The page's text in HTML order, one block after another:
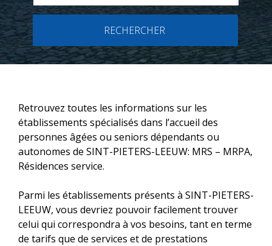
RECHERCHER
Retrouvez toutes les informations sur les
établissements spécialisés dans l’accueil des
personnes âgées ou seniors dépendants ou
autonomes de SINT-PIETERS-LEEUW: MRS – MRPA,
Résidences service.
Parmi les établissements présents à SINT-PIETERS-
LEEUW, vous devriez pouvoir facilement trouver
celui qui correspondra à vos besoins, tant en terme
de tarifs que de services et de prestations